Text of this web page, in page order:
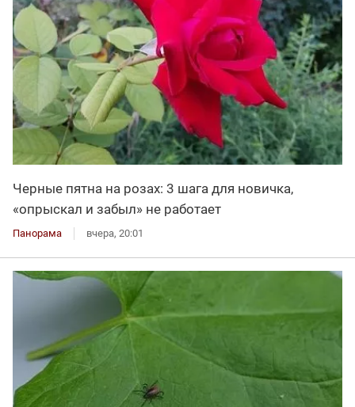
Черные пятна на розах: 3 шага для новичка,
«опрыскал и забыл» не работает
Панорама вчера, 20:01